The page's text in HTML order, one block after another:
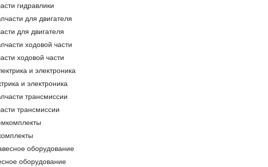
гидравлики
для двигателя
ходовой части
и электроника
трансмиссии
оборудование